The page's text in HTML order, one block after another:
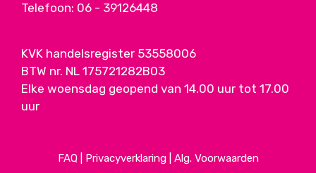
Telefoon: 06 - 39126448
KVK handelsregister 53558006
BTW nr. NL 175721282B03
Elke woensdag geopend van 14.00 uur tot 17.00
uur
FAQ| Privacyverklaring| Alg. Voorwaarden